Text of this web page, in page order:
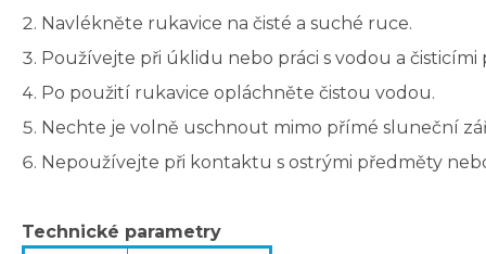
Navlékněte rukavice na čisté a suché ruce.
Používejte při úklidu nebo práci s vodou a čisticími
Po použití rukavice opláchněte čistou vodou.
Nechte je volně uschnout mimo přímé sluneční
Nepoužívejte při kontaktu s ostrými předměty
Technické parametry